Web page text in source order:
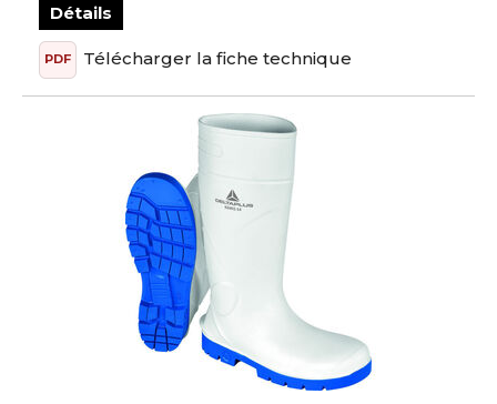
Détails
PDF Télécharger la fiche technique